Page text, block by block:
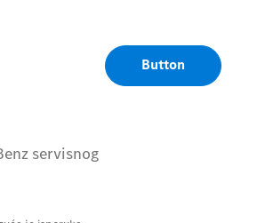
servisnog
Button